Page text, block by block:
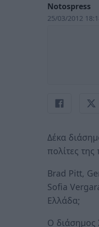
Notospress
25/03/2012
Δέκα
πολίτες
Brad Pitt,
Sofia
Ελλάδα;
Ο διάσημος